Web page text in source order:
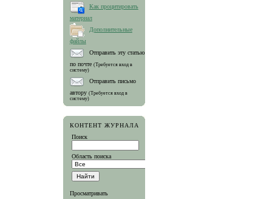
Как процитировать
материал
Дополнительные
файлы
Отправить эту статью
по почте (Требуется вход в
систему)
Отправить письмо
автору (Требуется вход в
систему)
КОНТЕНТ ЖУРНАЛА
Поиск
Область поиска
Просматривать